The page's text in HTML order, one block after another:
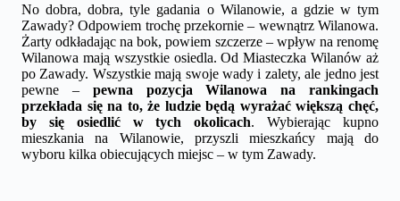
No dobra, dobra, tyle gadania o Wilanowie, a gdzie w tym
Zawady? Odpowiem trochę przekornie – wewnątrz Wilanowa.
Żarty odkładając na bok, powiem szczerze – wpływ na renomę
Wilanowa mają wszystkie osiedla. Od Miasteczka Wilanów aż
po Zawady. Wszystkie mają swoje wady i zalety, ale jedno jest
pewne – pewna pozycja Wilanowa na rankingach
przekłada się na to, że ludzie będą wyrażać większą chęć,
by się osiedlić w tych okolicach. Wybierając kupno
mieszkania na Wilanowie, przyszli mieszkańcy mają do
wyboru kilka obiecujących miejsc – w tym Zawady.